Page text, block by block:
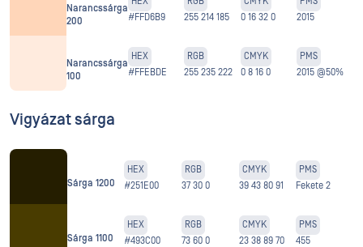
Narancssárga
200
#FFD6B9
255 214 185
0 16 32 0
2015
Narancssárga
100
HEX
#FFEBDE
RGB
255 235 222
CMYK
0 8 16 0
PMS
2015 @50%
Vigyázat sárga
Sárga 1200
HEX
#251E00
RGB
37 30 0
CMYK
39 43 80 91
PMS
Fekete 2
Sárga 1100
HEX
#493C00
RGB
73 60 0
CMYK
23 38 89 70
PMS
455